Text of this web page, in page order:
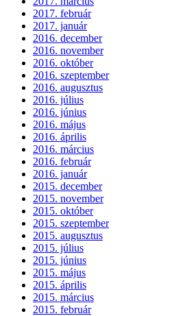
2017. február
2017. január
2016. december
2016. november
2016. október
2016. szeptember
2016. augusztus
2016. július
2016. június
2016. május
2016. április
2016. március
2016. február
2016. január
2015. december
2015. november
2015. október
2015. szeptember
2015. augusztus
2015. július
2015. június
2015. május
2015. április
2015. március
2015. február